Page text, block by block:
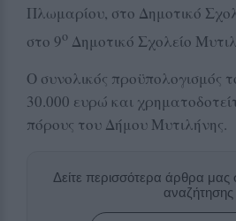
Πλωμαρίου, στο Δημοτικό
στο 9ο Δημοτικό Σχολείο
Ο συνολικός προϋπολογισμός
30.000 ευρώ και
πόρους του Δήμου Μυτιλήνης.
Δείτε περισσότερα άρθρα
αναζήτησης